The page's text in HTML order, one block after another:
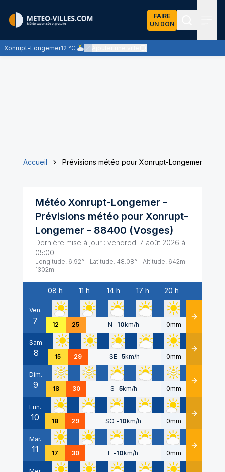
FAIRE
UN DON
Xonrupt-Longemer12 °C
Ciel nuageux - les éclaircies et les nuages se
Accueil Prévisions météo pour Xonrupt-Longemer
Météo Xonrupt-Longemer -
Prévisions météo pour Xonrupt-
Longemer - 88400 (Vosges)
Dernière mise à jour : vendredi 7 août 2026 à
05:00
Longitude: 6.92° - Latitude: 48.08° - Altitude: 642m -
1302m
Date
08 h 11 h 14 h 17 h 20 h
Ven.
7 12 25 N -10km/h 0mm Détails
Sam.
8 15 29 SE -5km/h 0mm Détails
Dim.
9 18 30 S -5km/h 0mm Détails
Lun.
10 18 29 SO -10km/h 0mm Détails
Mar.
11 17 30 E -10km/h 0mm Détails